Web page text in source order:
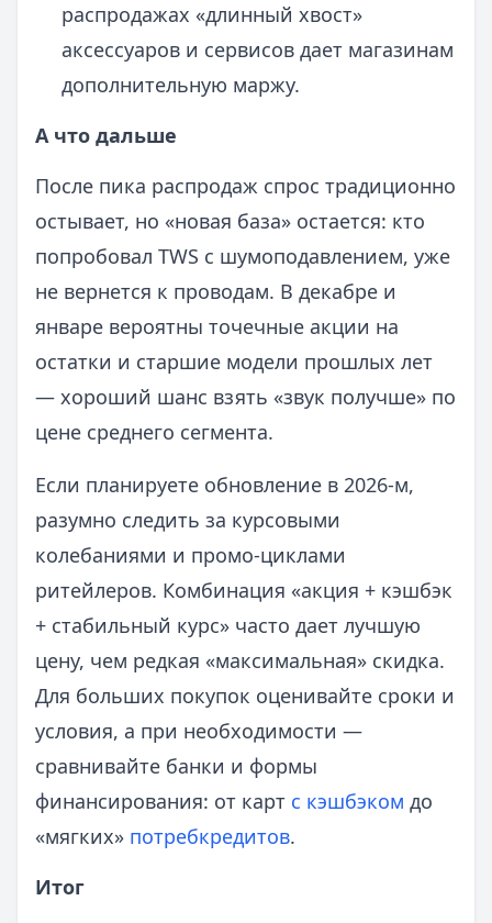
распродажах «длинный хвост»
аксессуаров и сервисов дает магазинам
дополнительную маржу.
А что дальше
После пика распродаж спрос традиционно
остывает, но «новая база» остается: кто
попробовал TWS с шумоподавлением, уже
не вернется к проводам. В декабре и
январе вероятны точечные акции на
остатки и старшие модели прошлых лет
— хороший шанс взять «звук получше» по
цене среднего сегмента.
Если планируете обновление в 2026-м,
разумно следить за курсовыми
колебаниями и промо-циклами
ритейлеров. Комбинация «акция + кэшбэк
+ стабильный курс» часто дает лучшую
цену, чем редкая «максимальная» скидка.
Для больших покупок оценивайте сроки и
условия, а при необходимости —
сравнивайте банки и формы
финансирования: от карт с кэшбэком до
«мягких» потребкредитов.
Итог